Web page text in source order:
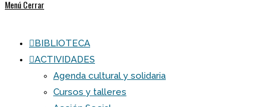
MenúCerrar
BIBLIOTECA
ACTIVIDADES
Agenda cultural y solidaria
Cursos y talleres